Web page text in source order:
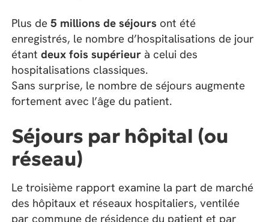
Plus de5 millions de séjours ont été
enregistrés, le nombre d’hospitalisations de jour
étantdeux fois supérieur à celui des
hospitalisations classiques.
Sans surprise, le nombre de séjours augmente
fortement avec l’âge du patient.
Séjours par hôpital (ou
réseau)
Le troisième rapport examine la part de marché
des hôpitaux et réseaux hospitaliers, ventilée
par commune de résidence du patient et par